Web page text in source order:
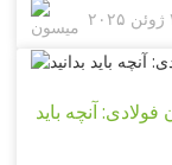
را برای
تولیدکنندگانی مانند Yongkang Toptrue Houseware Co., Ltd
از سال ۲۰۰۸ در این بازی بوده‌اند و واقعاً
باز، از جمله
مهم است که
آنچه باید